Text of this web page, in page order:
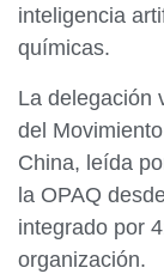
inteligencia
químicas.
La delegación
del
China, leída
la OPAQ
integrado por
organización.